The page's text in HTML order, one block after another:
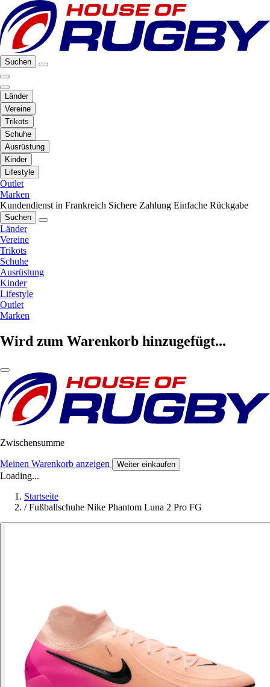
Suchen
Länder
Vereine
Trikots
Schuhe
Ausrüstung
Kinder
Lifestyle
Outlet
Marken
Kundendienst in Frankreich Sichere Zahlung Einfache Rückgabe
Suchen
Länder
Vereine
Trikots
Schuhe
Ausrüstung
Kinder
Lifestyle
Outlet
Marken
Wird zum Warenkorb hinzugefügt...
Zwischensumme
Meinen Warenkorb anzeigen Weiter einkaufen
Loading...
Startseite
/ Fußballschuhe Nike Phantom Luna 2 Pro FG